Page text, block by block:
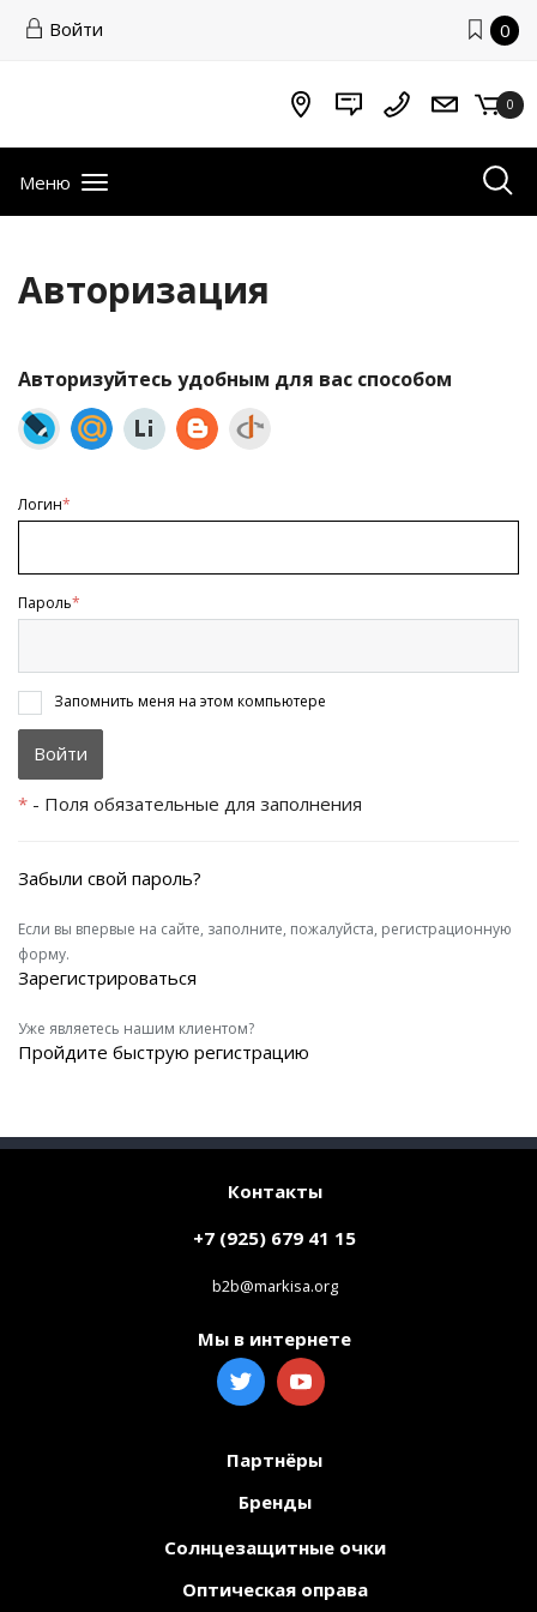
Войти 0
0
Меню
Авторизация
Авторизуйтесь удобным для вас способом
Логин*
Пароль*
Запомнить меня на этом компьютере
* - Поля обязательные для заполнения
Забыли свой пароль?
Если вы впервые на сайте, заполните, пожалуйста, регистрационную
форму.
Зарегистрироваться
Уже являетесь нашим клиентом?
Пройдите быструю регистрацию
Контакты
+7 (925) 679 41 15
b2b@markisa.org
Мы в интернете
Партнёры
Бренды
Солнцезащитные очки
Оптическая оправа